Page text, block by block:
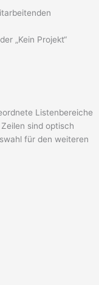
„Kein Projekt“
Listenbereiche
sind optisch
für den weiteren